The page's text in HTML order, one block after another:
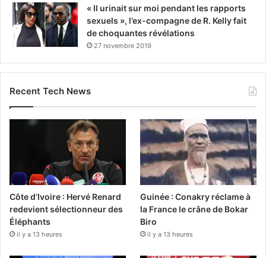
« Il urinait sur moi pendant les rapports
sexuels », l’ex-compagne de R. Kelly fait
de choquantes révélations
27 novembre 2019
Recent Tech News
Côte d’Ivoire : Hervé Renard
redevient sélectionneur des
Éléphants
il y a 13 heures
Guinée : Conakry réclame à
la France le crâne de Bokar
Biro
il y a 13 heures